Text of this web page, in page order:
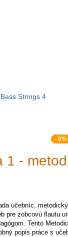
Strings 4
- 0%
1 -
učebníc,
pre zobcovú flautu
Tento
popis práce s